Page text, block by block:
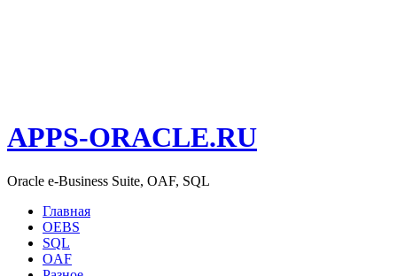
APPS-ORACLE.RU
Oracle e-Business Suite, OAF, SQL
Главная
OEBS
SQL
OAF